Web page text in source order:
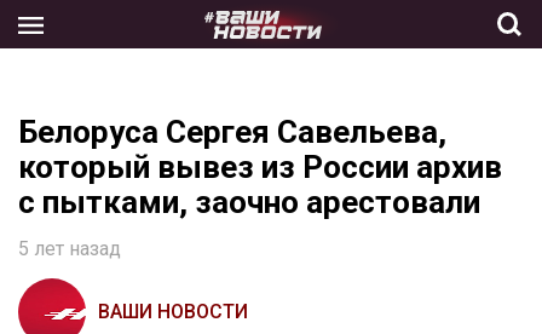
the
Белоруса Сергея Савельева,
который вывез из России архив
с пытками, заочно арестовали
5 лет назад
ВАШИ НОВОСТИ